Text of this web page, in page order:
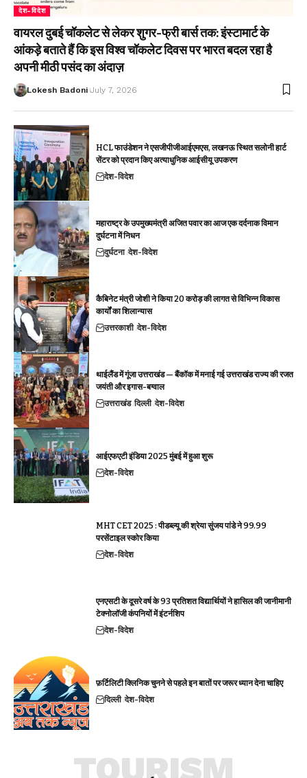
देश-विदेश
वायरल दुबई चॉकलेट से लेकर शुगर-फ्री बार्स तक: इंस्टामार्ट के
आंकड़े बताते हैं कि इस विश्व चॉकलेट दिवस पर भारत बदल रहा है
अपनी मीठी पसंद का अंदाज़
Lokesh Badoni July 7, 2026
HCL फाउंडेशन ने एसजीपीजीआईएमएस, लखनऊ स्थित सलोनी हार्ट
सेंटर को प्रदान किए अत्याधुनिक आईसीयू उपकरण
देश-विदेश
महाराष्ट्र के उपमुख्यमंत्री अजित पवार का आज एक दर्दनाक विमान
दुर्घटना में निधन
दुर्घटना देश-विदेश
कैबिनेट मंत्री जोशी ने किया 20 करोड़ की लागत से विभिन्न विकास
कार्यों का शिलान्यास
उत्तरकाशी देश-विदेश
थाईलैंड में गूंजा उत्तराखंड — बैंकॉक में मनाई गई उत्तराखंड राज्य की रजत
जयंती और इगास-बग्वाल
उत्तराखंड दिल्ली देश-विदेश
आईएफएटी इंडिया 2025 मुंबई में हुआ शुरू
देश-विदेश
MHT CET 2025 : पीडब्ल्यू की श्रेया सुंजय पांडे ने 99.99
परसेंटाइल स्कोर किया
देश-विदेश
एनएसटी के दूसरे वर्ष के 93 प्रतिशत विद्यार्थियों ने हासिल की जानीमानी
टेक्नोलॉजी कंपनियों में इंटर्नशिप
देश-विदेश
फ़र्टिलिटी क्लिनिक चुनने से पहले इन बातों पर जरूर ध्यान देना चाहिए
दिल्ली देश-विदेश
TOURISM